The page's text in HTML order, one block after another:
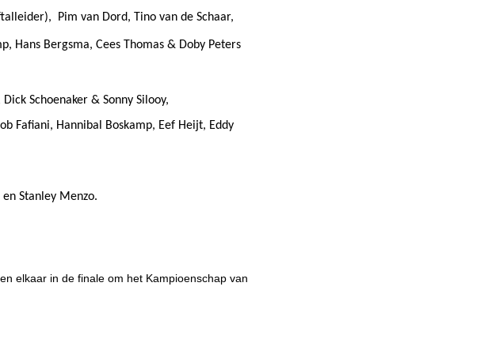
Pim van Dord, Tino van de Schaar,
Hans Bergsma, Cees Thomas & Doby Peters
Schoenaker & Sonny Silooy,
Fafiani, Hannibal Boskamp, Eef Heijt, Eddy
Stanley Menzo.
elkaar in de finale om het Kampioenschap van